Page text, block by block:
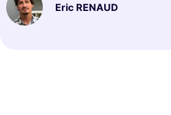
Eric RENAUD